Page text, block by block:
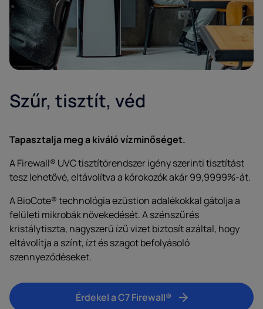
Szűr, tisztít, véd
Tapasztalja meg a kiváló vízminőséget.
A Firewall® UVC tisztítórendszer igény szerinti tisztítást
tesz lehetővé, eltávolítva a kórokozók akár 99,9999%-át.
A BioCote® technológia ezüstion adalékokkal gátolja a
felületi mikrobák növekedését. A szénszűrés
kristálytiszta, nagyszerű ízű vizet biztosít azáltal, hogy
eltávolítja a színt, ízt és szagot befolyásoló
szennyeződéseket.
Érdekel a C7 Firewall®